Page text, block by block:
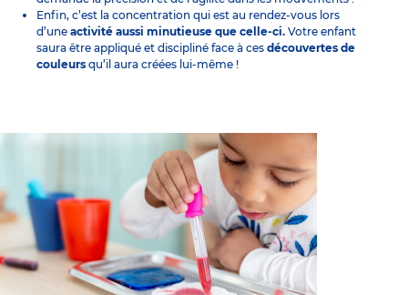
Enfin, c’est la concentration qui est au rendez-vous lors
d’une activité aussi minutieuse que celle-ci. Votre enfant
saura être appliqué et discipliné face à ces découvertes de
couleurs qu’il aura créées lui-même !